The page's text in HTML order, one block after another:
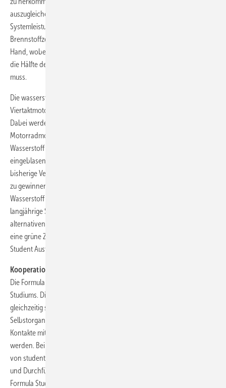
auszugleichen, dürfen die Teams mit 100 kW anstatt 85 kW
Systemleistung fahren. Bei der Auswahl und Dimensionierung der
Brennstoffzelle sowie der Auslegung des Akkus haben die Teams freie
Hand, wobei beim 22 Kilometer langen Ausdauerrennen mindestens
die Hälfte der Energie von der Brennstoffzelle bereitgestellt werden
muss.
Die wasserstoffbetriebenen Verbrennerfahrzeuge können mit
Viertaktmotoren mit bis zu 1,6 Liter Hubraum ausgestattet werden.
Dabei werden die meisten Teams voraussichtlich auf
Motorradmotoren zurückgreifen und diese auf den Betrieb mit
Wasserstoff umrüsten. Die angesaugte Luftmenge sowie die
eingeblasene Menge an Wasserstoff sind nicht reglementiert. „Für
bisherige Verbrenner-Teams wird es immer schwieriger, Partnerfirmen
zu gewinnen. Durch den Umstieg von fossilen Brennstoffen auf
Wasserstoff eröffnen wir den Teams auch neue Möglichkeiten,
langjährige Sponsoren zu finden. Zusätzlich beschäftigen sie sich mit
alternativen Antrieben und der Reduzierung des CO
eine grüne Zukunft“, erklärt Christoph Hirt, Eventmanager von Formula
Student Austria.
Kooperationen und Vernetzung
Die Formula Student ist für viele Studierende ein wichtiger Teil ihres
Studiums. Die gelernte Theorie wird in die Praxis umgesetzt,
gleichzeitig sind die Zusammenarbeit in einem Team und
Selbstorganisation gefragt. Auf den Bewerben können internationale
Kontakte mit Gleichgesinnten und potenziellen Arbeitgebern geknüpft
werden. Bei der Formula Student Austria sorgen ehrenamtliche Alumni
von studentischen Rennteams für die professionelle Organisation
und Durchführung. Wenn auch Sie und Ihr Unternehmen ein Teil von
Formula Student Austria werden möchten, freuen wir uns, mit Ihnen